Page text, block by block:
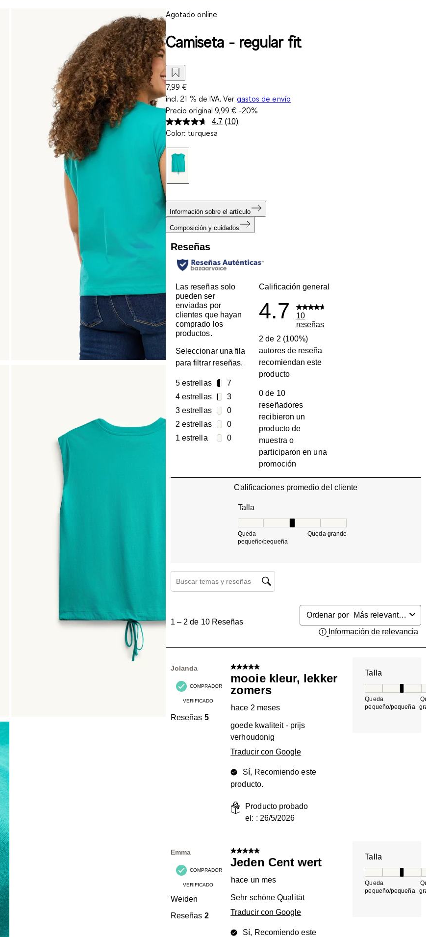
Agotado online
Camiseta - regular fit
7,99 €
incl. 21 % de IVA. Ver gastos de envío
Precio original9,99 € -20%
4.7 Lea
(10)
Color: turquesa
Información sobre el artículo
Composición y cuidados
Reseñas
Las reseñas solo
pueden ser
enviadas por
clientes que hayan
comprado los
productos.
Seleccionar una fila
para filtrar reseñas.
5 estrellasestrellas
7
7 reseñas con 5 estrellas.
4 estrellasestrellas
3
3 reseñas con 4 estrellas.
3 estrellasestrellas
0
0 reseñas con 3 estrellas.
2 estrellasestrellas
0
0 reseñas con 2 estrellas.
1 estrellaestrellas
0
0 reseñas con 1 estrella.
Calificación general
4.7
10
reseñas
2 de 2 (100%)
autores de reseña
recomiendan este
producto
0 de 10
reseñadores
recibieron un
producto de
muestra o
participaron en una
promoción
Calificaciones promedio del cliente
Talla
Queda
pequeño/pequeña
Queda grande
Región de búsqueda de temas y reseñas
a
2
Reseñas.
1 – 2 de 10 Reseñas
Ordenar por
Más relevantes
Información de relevancia
Jolanda
COMPRADOR
VERIFICADO
Reseñas 5
5 de 5 estrellas.
mooie kleur, lekker
zomers
hace 2 meses
goede kwaliteit - prijs
verhoudonig
Traducir con Google
Sí, Recomiendo este
producto.
Producto probado
el: : 26/5/2026
Talla
Queda
pequeño/pequeña
Emma
COMPRADOR
VERIFICADO
Weiden
Reseñas 2
5 de 5 estrellas.
Jeden Cent wert
hace un mes
Sehr schöne Qualität
Traducir con Google
Sí, Recomiendo este
Talla
Queda
pequeño/pequeña